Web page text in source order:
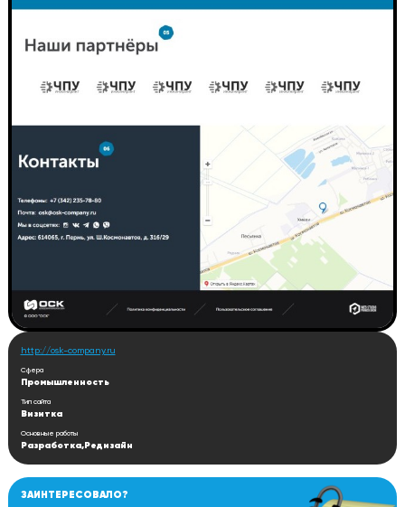
http://osk-company.ru
Сфера
Промышленность
Тип сайта
Визитка
Основные работы
Разработка,Редизайн
ЗАИНТЕРЕСОВАЛО?